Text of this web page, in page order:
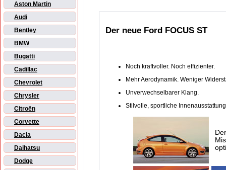
Aston Martin
Audi
Bentley
BMW
Bugatti
Cadillac
Chevrolet
Chrysler
Citroën
Corvette
Dacia
Daihatsu
Dodge
Der neue Ford FOCUS ST
Noch kraftvoller. Noch effizienter.
Mehr Aerodynamik. Weniger
Unverwechselbarer Klang.
Stilvolle, sportliche